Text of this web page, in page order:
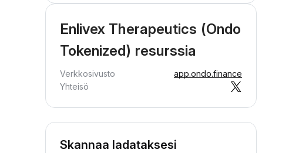
Enlivex Therapeutics (Ondo
Tokenized) resurssia
Verkkosivusto
app.ondo.finance
Yhteisö
Skannaa ladataksesi